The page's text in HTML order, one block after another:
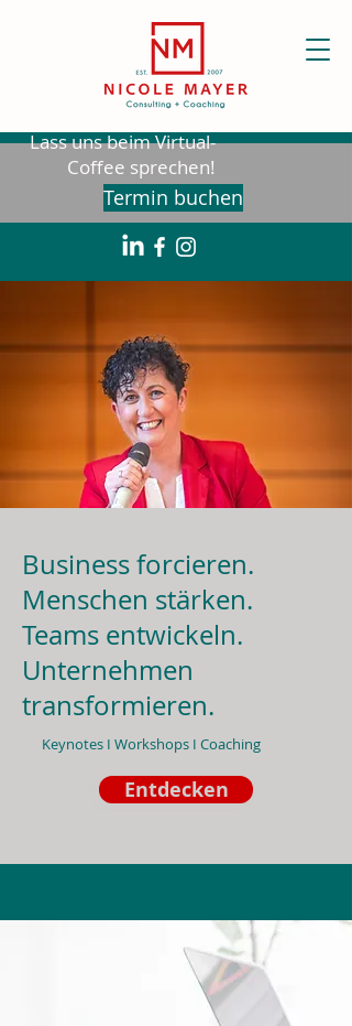
Termin buchen
Lass uns beim Virtual-
Coffee sprechen!
Business forcieren.
Menschen stärken.
Teams entwickeln.
Unternehmen
transformieren.
Keynotes I Workshops I Coaching
Entdecken